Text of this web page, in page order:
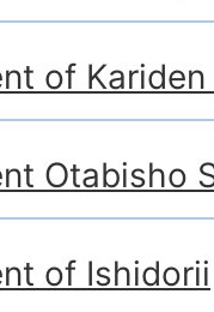
of
Otabisho
of Ishidorii